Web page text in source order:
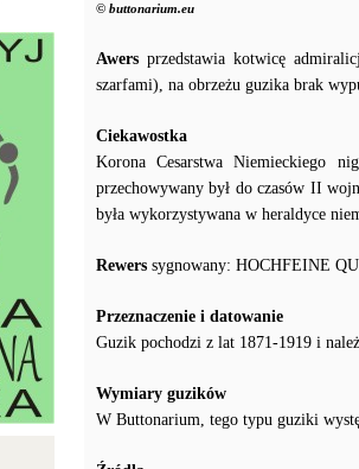
© buttonarium.eu
Awers przedstawia kotwicę
szarfami), na obrzeżu guzika brak
Ciekawostka
Korona Cesarstwa Niemieckiego
przechowywany był do czasów II
była wykorzystywana w heraldyce
Rewers sygnowany: HOCHFEINE
Przeznaczenie i datowanie
Guzik pochodzi z lat 1871-1919 i
Wymiary guzików
W Buttonarium, tego typu guziki